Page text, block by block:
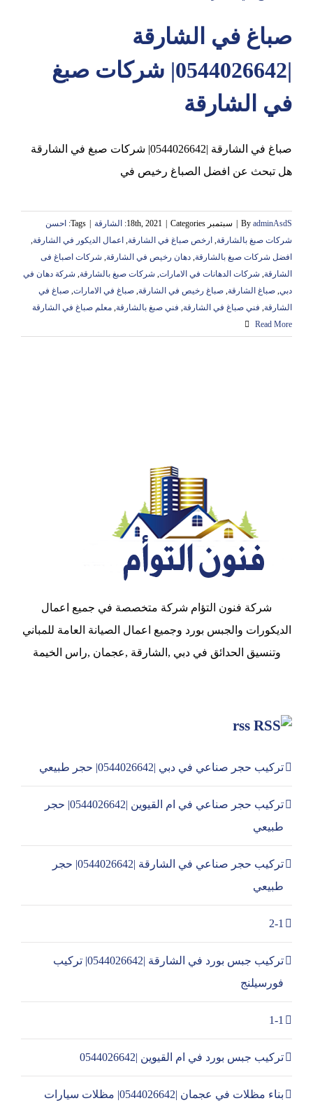
صباغ في الشارقة
|0544026642| شركات صبغ
في الشارقة
صباغ في الشارقة |0544026642| شركات صبغ في الشارقة
هل تبحث عن افضل الصباغ رخيص في
By adminAsdS سبتمبر 18th, 2021 Categories: الشارقة Tags:
احسن
شركات صبغ بالشارقة, ارخص صباغ في الشارقة, اعمال الديكور في الشارقة,
افضل شركات صبغ بالشارقة, دهان رخيص في الشارقة, شركات اصباغ فى
الشارقة, شركات الدهانات في الامارات, شركات صبغ بالشارقة, شركة دهان في
دبي, صباغ الشارقة, صباغ رخيص في الشارقة, صباغ في الامارات, صباغ في
الشارقة, فني صباغ في الشارقة, فني صبغ بالشارقة, معلم صباغ في الشارقة
Read More
شركة فنون التؤام شركة متخصصة في جميع اعمال
الديكورات والجبس بورد وجميع اعمال الصيانة العامة للمباني
وتنسيق الحدائق في دبي ,الشارقة ,عجمان ,راس الخيمة
rss
تركيب حجر صناعي في دبي |0544026642| حجر طبيعي
تركيب حجر صناعي في ام القيوين |0544026642| حجر
طبيعي
تركيب حجر صناعي في الشارقة |0544026642| حجر
طبيعي
2-1
تركيب جبس بورد في الشارقة |0544026642| تركيب
فورسيلنج
1-1
تركيب جبس بورد في ام القيوين |0544026642
بناء مظلات في عجمان |0544026642| مظلات سيارات